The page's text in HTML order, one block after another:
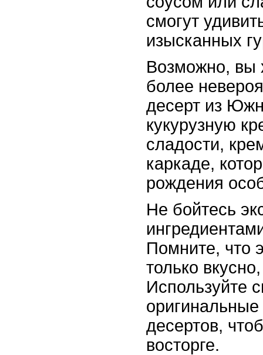
смогут
изысканных
Возможно, вы
более
десерт из
кукурузную
сладости,
каркаде,
рождения
Не бойтесь
Помните, что
только
Используйте
десертов,
восторге.